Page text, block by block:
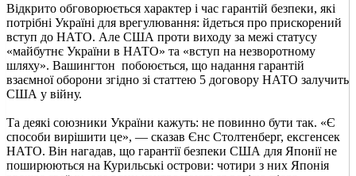
Відкрито обговорюється характер і час гарантій безпеки, які
потрібні Україні для врегулювання: йдеться про прискорений
вступ до НАТО. Але США проти виходу за межі статусу
«майбутнє України в НАТО» та «вступ на незворотному
шляху». Вашингтон побоюється, що надання гарантій
взаємної оборони згідно зі статтею 5 договору НАТО залучить
США у війну.
Та деякі союзники України кажуть: не повинно бути так. «Є
способи вирішити це», — сказав Єнс Столтенберг, ексгенсек
НАТО. Він нагадав, що гарантії безпеки США для Японії не
поширюються на Курильські острови: чотири з них Японія